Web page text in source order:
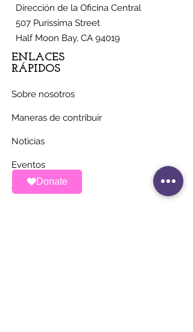
Donate
Dirección de la Oficina Central
507 Purissima Street
Half Moon Bay, CA 94019
ENLACES
RÁPIDOS
Sobre nosotros
Maneras de contribuir
Noticias
Eventos
Contacto